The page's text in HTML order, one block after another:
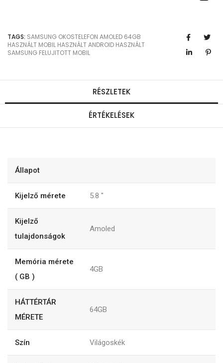
TAGS: SAMSUNG OKOSTELEFON AMOLED 64GB
HASZNÁLT MOBIL HASZNÁLT ANDROID HASZNÁLT
SAMSUNG FELUJITOTT MOBIL
RÉSZLETEK
ÉRTÉKELÉSEK
Állapot
Kijelző mérete 5.8 "
Kijelző
tulajdonságok
Amoled
Memória mérete
( GB )
4GB
HÁTTÉRTÁR
MÉRETE
64GB
Szín Világoskék